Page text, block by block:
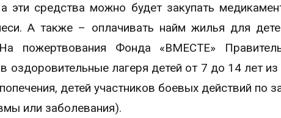
эти средства можно будет закупать
А также – оплачивать найм жилья для
пожертвования Фонда «ВМЕСТЕ»
оздоровительные лагеря детей от 7 до 14 лет
детей участников боевых действий по
или заболевания).